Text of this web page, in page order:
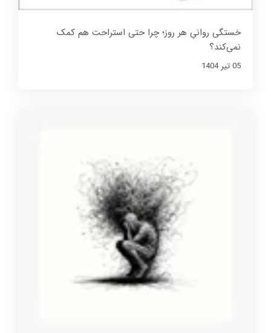
خستگی روانیِ هر روز؛ چرا حتی استراحت هم کمک
نمی‌کند؟
05 تير 1404